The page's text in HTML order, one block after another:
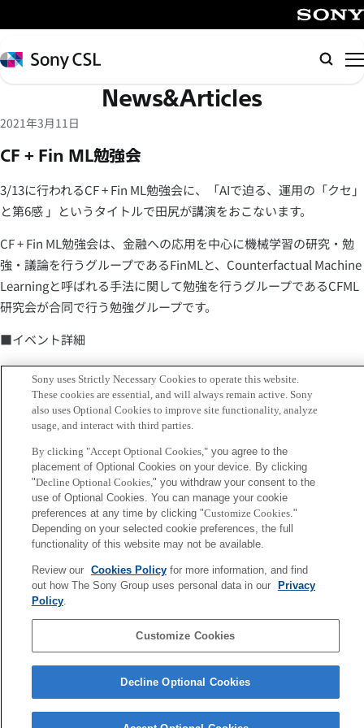
イ
ン
コ
テ
ツ
ス
キ
ッ
プ
Sony
CSL
検
索
News&Articles
2021年3月11日
CF + Fin ML勉強会
3/13に行われるCF + Fin ML勉強会に、「AIで迫る、運用の「クセ」
と第6感 」というタイトルで田尻が講演をおこないます。
CF + Fin ML勉強会は、金融への応用を中心に機械学習の研究・勉
強・議論を行うグループであるFinMLと、Counterfactual Machine
Learningと呼ばれる手法に関して勉強を行うグループであるCFML
研究会が合同で行う勉強グループです。
■イベント詳細
日時：2021/03/13(土) 12:00 〜 17:00
田尻は13:20ごろに登壇予定です
配信：Zoom
参加登録・詳細は以下をご覧ください
https://cfml.connpass.com/event/205217/
Back to Index
会社概要 アクセス ご利用条件 プライバシーポリシー
Copyright ©1994–2026 Sony Computer Science Laboratories, Inc.,
Sony uses Strictly Necessary Cookies to operate this website.
These cookies are essential, and will always remain active. Sony
also uses Optional Cookies to improve site functionality, analyze
usage, and interact with third parties.
By clicking "Accept Optional Cookies,"you agree to the
placement of Optional Cookies on your device. By clicking
"Decline Optional Cookies," you withdraw your consent to the
use of Optional Cookies. You can manage your cookie
preferences at any time by clicking "Customize Cookies."
Depending on your selected cookie preferences, the full
functionality of this website may not be available.
Review our Cookies Policyfor more information, and find
out how The Sony Group uses personal data in our
Privacy
Policy.
Customize Cookies
Decline Optional Cookies